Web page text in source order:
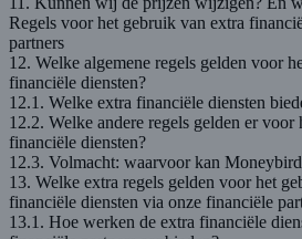
Regels voor het gebruik van extra
partners
12. Welke algemene regels gelden voor
financiële diensten?
12.1. Welke extra financiële diensten
12.2. Welke andere regels gelden er voor
financiële diensten?
12.3. Volmacht: waarvoor kan
13. Welke extra regels gelden voor het
financiële diensten via onze financiële
13.1. Hoe werken de extra financiële